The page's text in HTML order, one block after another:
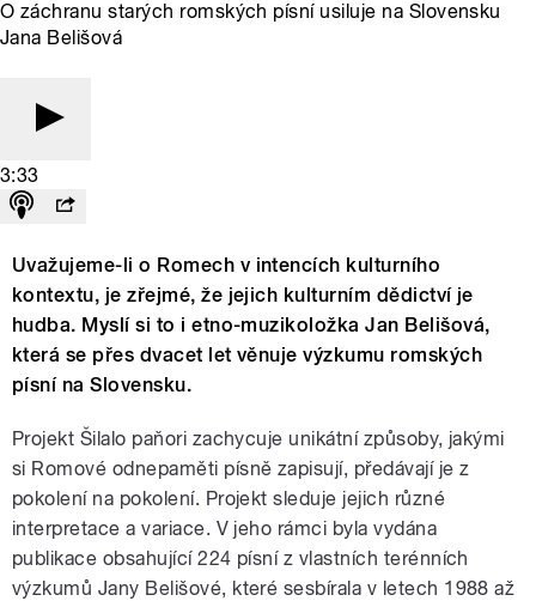
O záchranu starých romských písní usiluje na Slovensku
Jana Belišová
3:33
Uvažujeme-li o Romech v intencích kulturního
kontextu, je zřejmé, že jejich kulturním dědictví je
hudba. Myslí si to i etno-muzikoložka Jan Belišová,
která se přes dvacet let věnuje výzkumu romských
písní na Slovensku.
Projekt Šilalo paňori zachycuje unikátní způsoby, jakými
si Romové odnepaměti písně zapisují, předávají je z
pokolení na pokolení. Projekt sleduje jejich různé
interpretace a variace. V jeho rámci byla vydána
publikace obsahující 224 písní z vlastních terénních
výzkumů Jany Belišové, které sesbírala v letech 1988 až